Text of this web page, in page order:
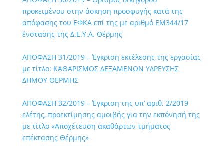
προκειμένου στην άσκηση προσφυγής κατά της
απόφασης του ΕΦΚΑ επί της με αριθμό ΕΜ344/17
ένστασης της Δ.Ε.Υ.Α. Θέρμης
ΑΠΟΦΑΣΗ 31/2019 – Έγκριση εκτέλεσης της εργασίας
με τίτλο: ΚΑΘΑΡΙΣΜΟΣ ΔΕΞΑΜΕΝΩΝ ΥΔΡΕΥΣΗΣ
ΔΗΜΟΥ ΘΕΡΜΗΣ
ΑΠΟΦΑΣΗ 32/2019 – Έγκριση της υπ’ αριθ. 2/2019
ελέτης, προεκτίμησης αμοιβής για την εκπόνησή της
με τίτλο «Αποχέτευση ακαθάρτων τμήματος
επέκτασης Θέρμης»